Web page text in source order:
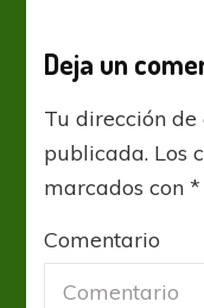
Deja un
Tu dirección de
publicada. Los
marcados con*
Comentario